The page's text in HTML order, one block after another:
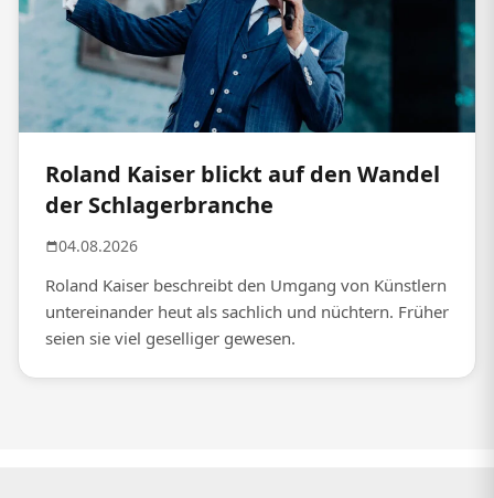
Roland Kaiser blickt auf den Wandel
der Schlagerbranche
04.08.2026
Roland Kaiser beschreibt den Umgang von Künstlern
untereinander heut als sachlich und nüchtern. Früher
seien sie viel geselliger gewesen.